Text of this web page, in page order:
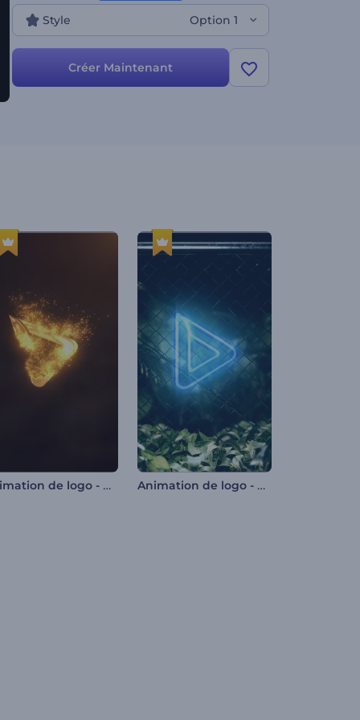
Style Option 1
Créer Maintenant
Animation de logo - Fusion de particules Animation de logo - Nature dramatique